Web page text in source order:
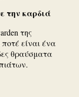
την καρδιά
της
είναι ένα
θραύσματα